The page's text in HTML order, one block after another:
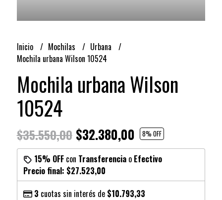
Inicio Mochilas
Urbana
Mochila urbana Wilson 10524
Mochila urbana Wilson
10524
$35.550,00$32.380,00 8% OFF
15% OFFcon Transferenciao Efectivo
Precio final: $27.523,00
3 cuotas sin interés de $10.793,33